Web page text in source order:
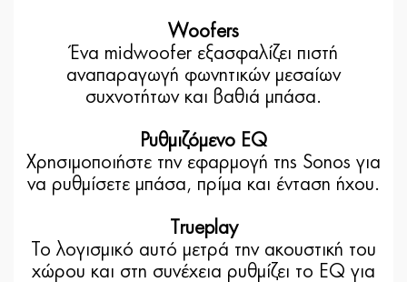
Woofers
Ένα midwoofer εξασφαλίζει πιστή
αναπαραγωγή φωνητικών μεσαίων
συχνοτήτων και βαθιά μπάσα.
Ρυθμιζόμενο EQ
Χρησιμοποιήστε την εφαρμογή της Sonos για
να ρυθμίσετε μπάσα, πρίμα και ένταση ήχου.
Trueplay
Το λογισμικό αυτό μετρά την ακουστική του
χώρου και στη συνέχεια ρυθμίζει το EQ για